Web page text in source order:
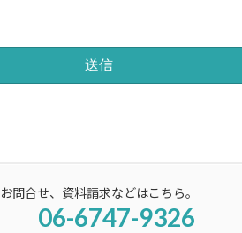
お問合せ、資料請求などはこちら。
06-6747-9326